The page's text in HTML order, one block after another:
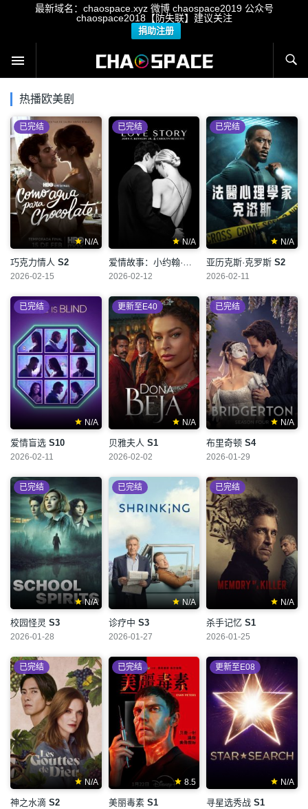
最新域名：chaospace.xyz 微博 chaospace2019 公众号
chaospace2018【防失联】建议关注
捐助注册
热播欧美剧
N/A
已完结
巧克力情人 S2
2026-02-15
N/A
已完结
爱情故事：小约翰·肯尼迪与卡罗琳·贝塞特 S1
2026-02-12
N/A
已完结
亚历克斯·克罗斯S2
2026-02-11
N/A
已完结
爱情盲选 S10
2026-02-11
N/A
更新至E40
贝雅夫人 S1
2026-02-02
N/A
已完结
布里奇顿S4
2026-01-29
N/A
已完结
校园怪灵 S3
2026-01-28
N/A
已完结
诊疗中 S3
2026-01-27
N/A
已完结
杀手记忆S1
2026-01-25
N/A
已完结
神之水滴 S2
8.5
已完结
美丽毒素 S1
N/A
更新至E08
寻星选秀战S1